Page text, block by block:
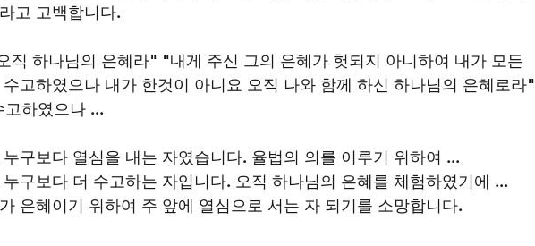
고 고백합니다.
직 하나님의 은혜라" "내게 주신 그의 은혜가 헛되지 아니하여 내가 모든
고하였으나 내가 한것이 아니요 오직 나와 함께 하신 하나님의 은혜로라"
하였으나 ...
구보다 열심을 내는 자였습니다. 율법의 의를 이루기 위하여 ...
구보다 더 수고하는 자입니다. 오직 하나님의 은혜를 체험하였기에 ...
은혜이기 위하여 주 앞에 열심으로 서는 자 되기를 소망합니다.